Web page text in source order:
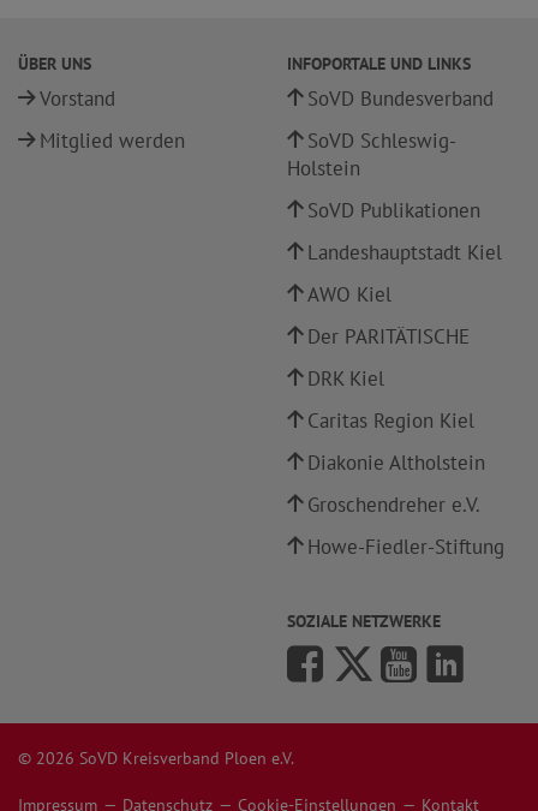
ÜBER UNS
Vorstand
Mitglied werden
INFOPORTALE UND LINKS
SoVD Bundesverband
SoVD Schleswig-
Holstein
SoVD Publikationen
Landeshauptstadt Kiel
AWO Kiel
Der PARITÄTISCHE
DRK Kiel
Caritas Region Kiel
Diakonie Altholstein
Groschendreher e.V.
Howe-Fiedler-Stiftung
SOZIALE NETZWERKE
© 2026 SoVD Kreisverband Ploen e.V.
Impressum Datenschutz Cookie-Einstellungen Kontakt